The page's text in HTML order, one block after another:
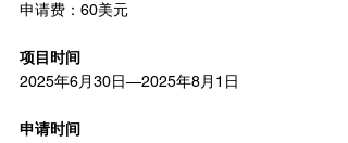
申请费：60美元
项目时间
2025年6月30日—2025年8月1日
申请时间